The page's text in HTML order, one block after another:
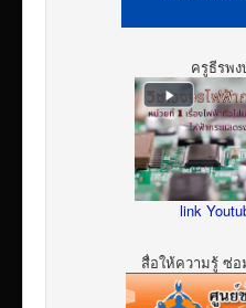
ครูธีรพง
link
สื่อให้ความรู้ ซ่